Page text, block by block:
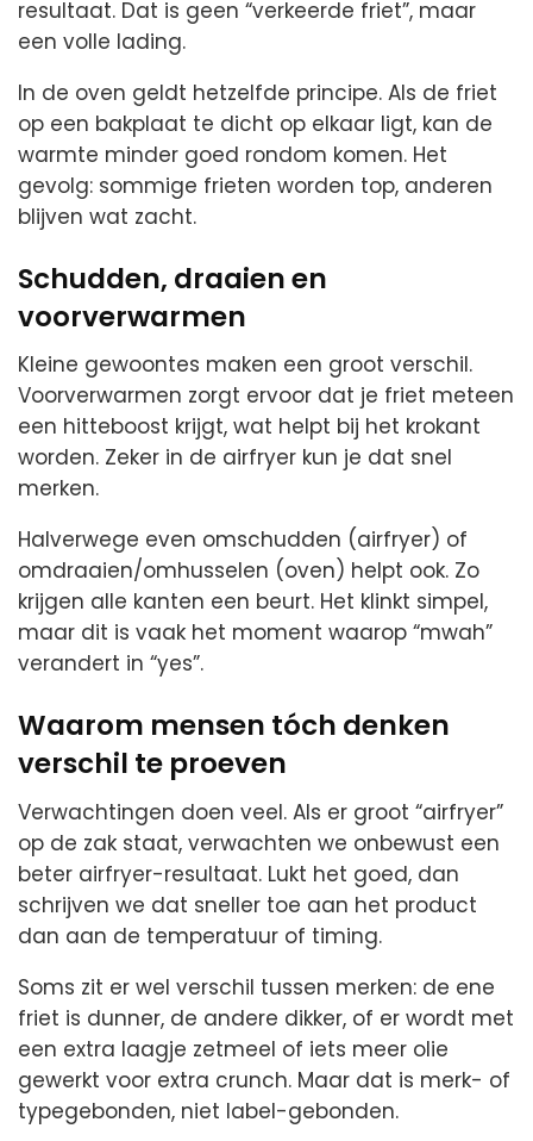
resultaat. Dat is geen “verkeerde friet”, maar
een volle lading.
In de oven geldt hetzelfde principe. Als de friet
op een bakplaat te dicht op elkaar ligt, kan de
warmte minder goed rondom komen. Het
gevolg: sommige frieten worden top, anderen
blijven wat zacht.
Schudden, draaien en
voorverwarmen
Kleine gewoontes maken een groot verschil.
Voorverwarmen zorgt ervoor dat je friet meteen
een hitteboost krijgt, wat helpt bij het krokant
worden. Zeker in de airfryer kun je dat snel
merken.
Halverwege even omschudden (airfryer) of
omdraaien/omhusselen (oven) helpt ook. Zo
krijgen alle kanten een beurt. Het klinkt simpel,
maar dit is vaak het moment waarop “mwah”
verandert in “yes”.
Waarom mensen tóch denken
verschil te proeven
Verwachtingen doen veel. Als er groot “airfryer”
op de zak staat, verwachten we onbewust een
beter airfryer-resultaat. Lukt het goed, dan
schrijven we dat sneller toe aan het product
dan aan de temperatuur of timing.
Soms zit er wel verschil tussen merken: de ene
friet is dunner, de andere dikker, of er wordt met
een extra laagje zetmeel of iets meer olie
gewerkt voor extra crunch. Maar dat is merk- of
typegebonden, niet label-gebonden.